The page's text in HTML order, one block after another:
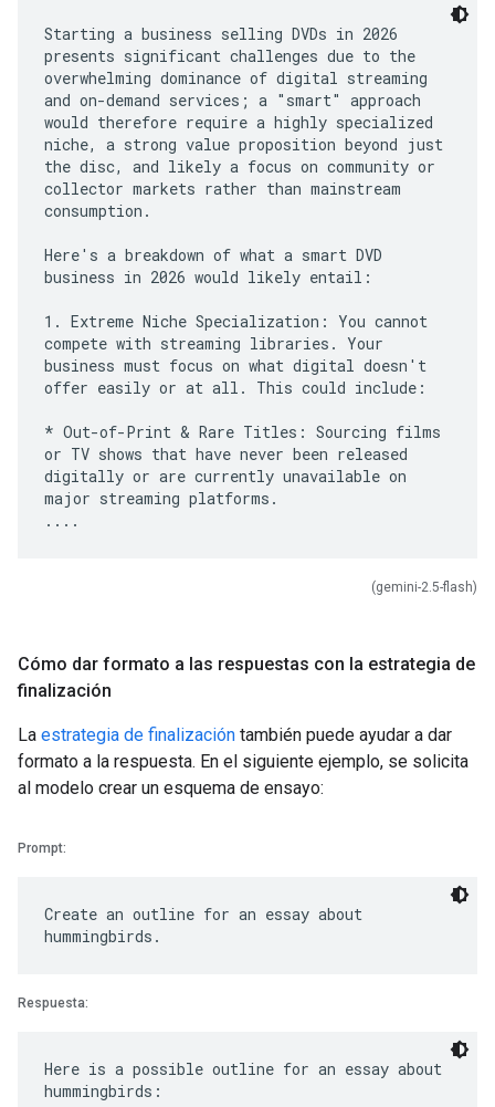
Starting a business selling DVDs in 2026
presents significant challenges due to the
overwhelming dominance of digital streaming
and on-demand services; a "smart" approach
would therefore require a highly specialized
niche, a strong value proposition beyond just
the disc, and likely a focus on community or
collector markets rather than mainstream
consumption.
Here's a breakdown of what a smart DVD
business in 2026 would likely entail:
1. Extreme Niche Specialization: You cannot
compete with streaming libraries. Your
business must focus on what digital doesn't
offer easily or at all. This could include:
* Out-of-Print & Rare Titles: Sourcing films
or TV shows that have never been released
digitally or are currently unavailable on
major streaming platforms.
(gemini-2.5-flash)
Cómo dar formato a las respuestas con la estrategia de
finalización
La estrategia de finalización también puede ayudar a dar
formato a la respuesta. En el siguiente ejemplo, se solicita
al modelo crear un esquema de ensayo:
Prompt:
Create an outline for an essay about
Respuesta:
Here is a possible outline for an essay about
hummingbirds: